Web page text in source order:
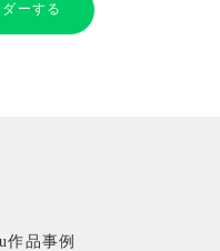
ーする
作品事例